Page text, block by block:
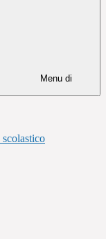
Menu di